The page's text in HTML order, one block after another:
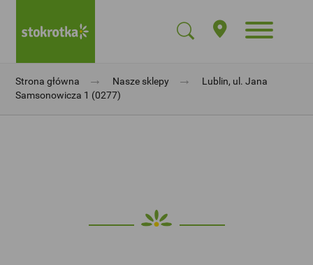
Strona główna → Nasze sklepy →
Lublin, ul. Jana
Samsonowicza 1 (0277)